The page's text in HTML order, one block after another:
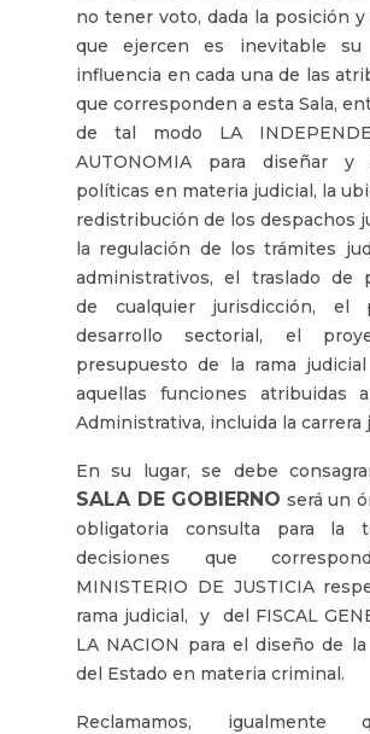
no tener voto, dada la posición
que ejercen es inevitable su
influencia en cada una de las
que corresponden a esta Sala,
de tal modo LA
AUTONOMIA para diseñar
políticas en materia judicial, la
redistribución de los despachos
la regulación de los trámites
administrativos, el traslado de
de cualquier jurisdicción, el
desarrollo sectorial, el
presupuesto de la rama
aquellas funciones atribuidas
Administrativa, incluida la carrera
En su lugar, se debe
SALA DE GOBIERNO será un
obligatoria consulta para la
decisiones que
MINISTERIO DE JUSTICIA
rama judicial, y del FISCAL
LA NACION para el diseño de
del Estado en materia criminal.
Reclamamos,